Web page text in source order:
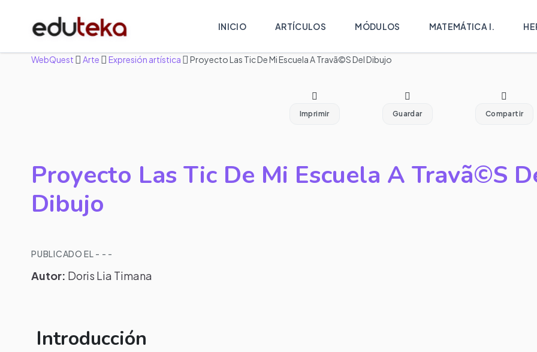
INICIO ARTÍCULOS MÓDULOS MATEMÁTICA I.
WebQuest Arte Expresión artística Proyecto Las Tic De Mi Escuela A Travã©S Del Dibujo
Imprimir Guardar Compartir
Proyecto Las Tic De Mi Escuela A Travã©S
Dibujo
PUBLICADO EL - - -
Autor: Doris Lia Timana
Introducción